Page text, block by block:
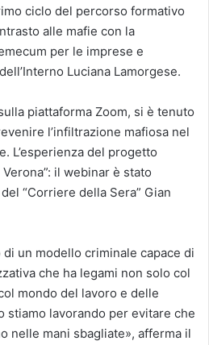
ciclo del percorso formativo
alle mafie con la
per le imprese e
Luciana Lamorgese.
piattaforma Zoom, si è tenuto
l’infiltrazione mafiosa nel
L’esperienza del progetto
il webinar è stato
“Corriere della Sera” Gian
un modello criminale capace di
che ha legami non solo col
mondo del lavoro e delle
stiamo lavorando per evitare che
nelle mani sbagliate», afferma il